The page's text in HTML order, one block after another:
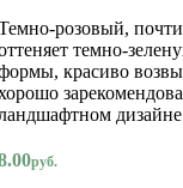
розовый,
темно-
красиво
руб.